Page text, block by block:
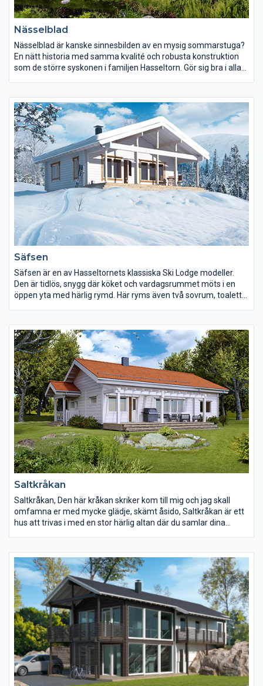
Nässelblad
Nässelblad är kanske sinnesbilden av en mysig sommarstuga?
En nätt historia med samma kvalité och robusta konstruktion
som de större syskonen i familjen Hasseltorn. Gör sig bra i alla
Säfsen
Säfsen är en av Hasseltornets klassiska Ski Lodge modeller.
Den är tidlös, snygg där köket och vardagsrummet möts i en
öppen yta med härlig rymd. Här ryms även två sovrum, toalett
Saltkråkan
Saltkråkan, Den här kråkan skriker kom till mig och jag skall
omfamna er med mycke glädje, skämt åsido, Saltkråkan är ett
hus att trivas i med en stor härlig altan där du samlar dina